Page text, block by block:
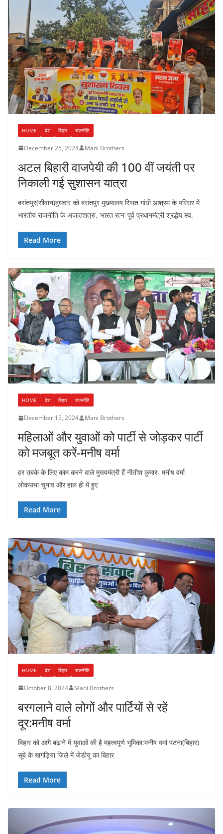
HOME देश बिहार राजनीति
December 25, 2024 Mani Brothers
अटल बिहारी वाजपेयी की 100 वीं जयंती पर
निकाली गई सुशासन यात्रा
बसंतपुर(सीवान)बुधवार को बसंतपुर मुख्यालय स्थित गांधी आश्रम के परिसर में
भारतीय राजनीति के अजातशत्रु, ‘भारत रत्न’ पूर्व प्रधानमंत्री श्रद्धेय स्व.
Read More
HOME देश बिहार राजनीति
December 15, 2024 Mani Brothers
महिलाओं और युवाओं को पार्टी से जोड़कर पार्टी
को मजबूत करें-मनीष वर्मा
हर तबके के लिए काम करने वाले मुख्यमंत्री हैं नीतीश कुमार- मनीष वर्मा
लोकसभा चुनाव और हाल ही में हुए
Read More
HOME देश बिहार राजनीति
October 8, 2024 Mani Brothers
बरगलाने वाले लोगों और पार्टियों से रहें
दूर:मनीष वर्मा
बिहार को आगे बढ़ाने में युवाओं की है महत्वपूर्ण भूमिका:मनीष वर्मा पटना(बिहार)
सूबे के खगड़िया जिले में जेडीयू का बिहार
Read More